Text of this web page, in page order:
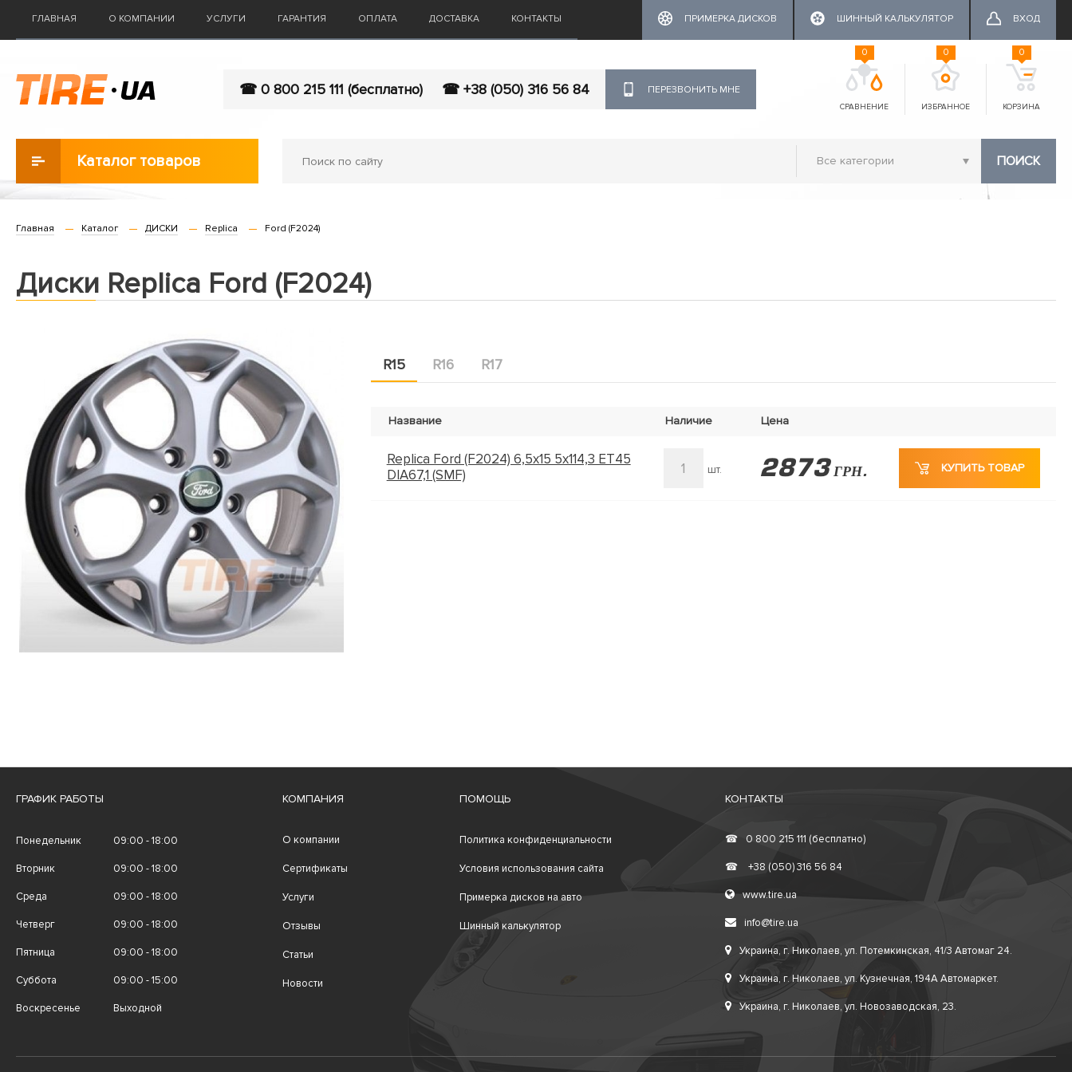
ГЛАВНАЯ О КОМПАНИИ УСЛУГИ ГАРАНТИЯ ОПЛАТА ДОСТАВКА КОНТАКТЫ ПРИМЕРКА ДИСКОВ ШИННЫЙ КАЛЬКУЛЯТОР ВХОД
☎ 0 800 215 111 (бесплатно) ☎ +38 (050) 316 56 84 ПЕРЕЗВОНИТЬ МНЕ
СРАВНЕНИЕ
0
ИЗБРАННОЕ
0
КОРЗИНА
0
Каталог товаров ПОИСК
Главная Каталог ДИСКИ Replica Ford (F2024)
Диски Replica Ford (F2024)
R15 R16 R17
Название Наличие Цена
Replica Ford (F2024) 6,5x15 5x114,3 ET45
DIA67,1 (SMF)
1 шт. 2873 ГРН. КУПИТЬ ТОВАР
ГРАФИК РАБОТЫ
Понедельник 09:00 - 18:00
Вторник 09:00 - 18:00
Среда 09:00 - 18:00
Четверг 09:00 - 18:00
Пятница 09:00 - 18:00
Суббота 09:00 - 15:00
Воскресенье Выходной
КОМПАНИЯ
О компании
Сертификаты
Услуги
Отзывы
Статьи
Новости
ПОМОЩЬ
Политика конфиденциальности
Условия использования сайта
Примерка дисков на авто
Шинный калькулятор
КОНТАКТЫ
☎ 0 800 215 111 (бесплатно)
☎ +38 (050) 316 56 84
www.tire.ua
info@tire.ua
Украина, г. Николаев, ул. Потемкинская, 41/3 Автомаг 24.
Украина, г. Николаев, ул. Кузнечная, 194А Автомаркет.
Украина, г. Николаев, ул. Новозаводская, 23.